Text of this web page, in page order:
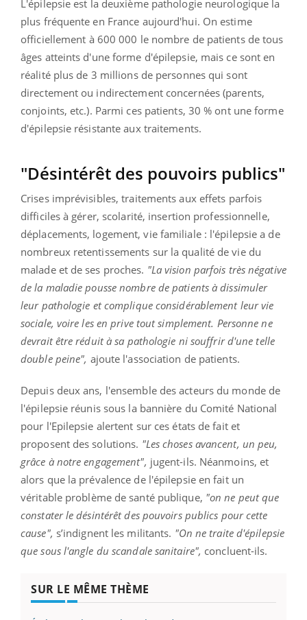
L'épilepsie est la deuxième pathologie neurologique la
plus fréquente en France aujourd'hui. On estime
officiellement à 600 000 le nombre de patients de tous
âges atteints d'une forme d'épilepsie, mais ce sont en
réalité plus de 3 millions de personnes qui sont
directement ou indirectement concernées (parents,
conjoints, etc.). Parmi ces patients, 30 % ont une forme
d'épilepsie résistante aux traitements.
"Désintérêt des pouvoirs publics"
Crises imprévisibles, traitements aux effets parfois
difficiles à gérer, scolarité, insertion professionnelle,
déplacements, logement, vie familiale : l'épilepsie a de
nombreux retentissements sur la qualité de vie du
malade et de ses proches. "La vision parfois très négative
de la maladie pousse nombre de patients à dissimuler
leur pathologie et complique considérablement leur vie
sociale, voire les en prive tout simplement. Personne ne
devrait être réduit à sa pathologie ni souffrir d'une telle
double peine", ajoute l'association de patients.
Depuis deux ans, l'ensemble des acteurs du monde de
l'épilepsie réunis sous la bannière du Comité National
pour l'Epilepsie alertent sur ces états de fait et
proposent des solutions. "Les choses avancent, un peu,
grâce à notre engagement", jugent-ils. Néanmoins, et
alors que la prévalence de l'épilepsie en fait un
véritable problème de santé publique, "on ne peut que
constater le désintérêt des pouvoirs publics pour cette
cause", s’indignent les militants. "On ne traite d'épilepsie
que sous l'angle du scandale sanitaire", concluent-ils.
SUR LE MÊME THÈME